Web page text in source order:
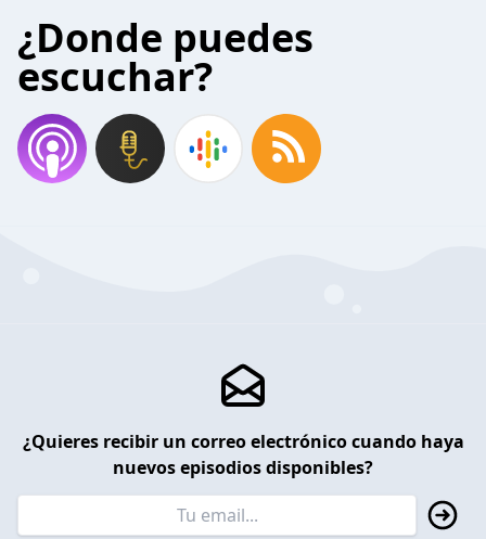
¿Donde puedes
escuchar?
¿Quieres recibir un correo electrónico cuando haya
nuevos episodios disponibles?